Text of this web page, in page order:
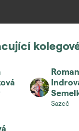
sazeč